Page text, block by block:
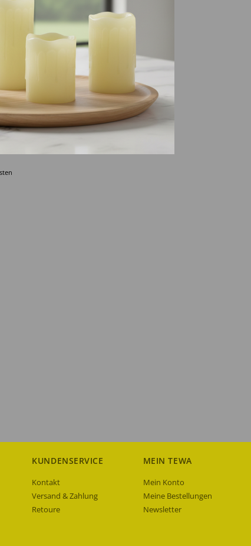
KUNDENSERVICE
Kontakt
Versand & Zahlung
Retoure
MEIN TEWA
Mein Konto
Meine Bestellungen
Newsletter